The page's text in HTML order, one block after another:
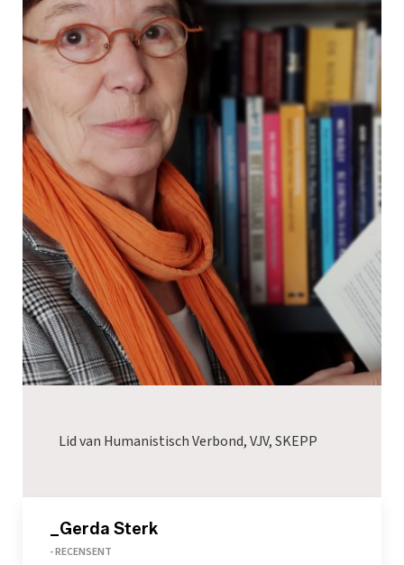
Lid van Humanistisch Verbond, VJV, SKEPP
_Gerda Sterk
- RECENSENT